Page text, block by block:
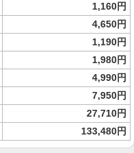
1,160円
4,650円
1,190円
1,980円
4,990円
7,950円
27,710円
133,480円